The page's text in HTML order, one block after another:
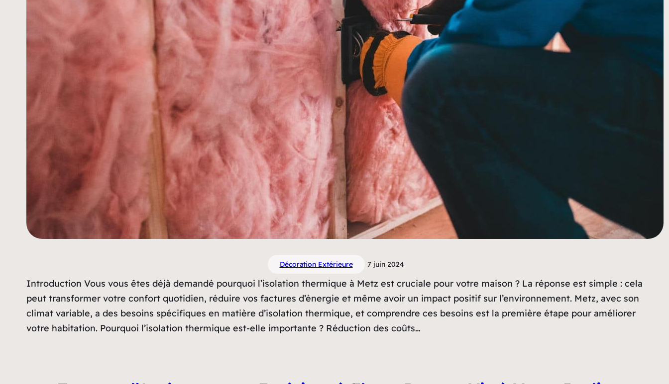
Décoration Extérieure 7 juin 2024
Introduction Vous vous êtes déjà demandé pourquoi l’isolation thermique à Metz est cruciale pour votre maison ? La réponse est simple : cela
peut transformer votre confort quotidien, réduire vos factures d’énergie et même avoir un impact positif sur l’environnement. Metz, avec son
climat variable, a des besoins spécifiques en matière d’isolation thermique, et comprendre ces besoins est la première étape pour améliorer
votre habitation. Pourquoi l’isolation thermique est-elle importante ? Réduction des coûts…